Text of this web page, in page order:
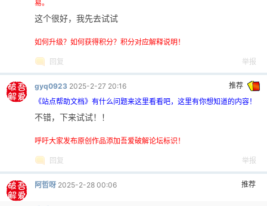
易。
这个很好，我先去试试
如何升级？如何获得积分？积分对应解释说明！
回复 举报
推荐
gyq0923 2025-2-27 20:16
《站点帮助文档》有什么问题来这里看看吧，这里有你想知道的内容！
不错，下来试试！！
呼吁大家发布原创作品添加吾爱破解论坛标识！
回复 举报
推荐
阿哲呀 2025-2-28 00:06